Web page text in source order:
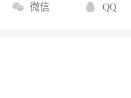
微信 QQ